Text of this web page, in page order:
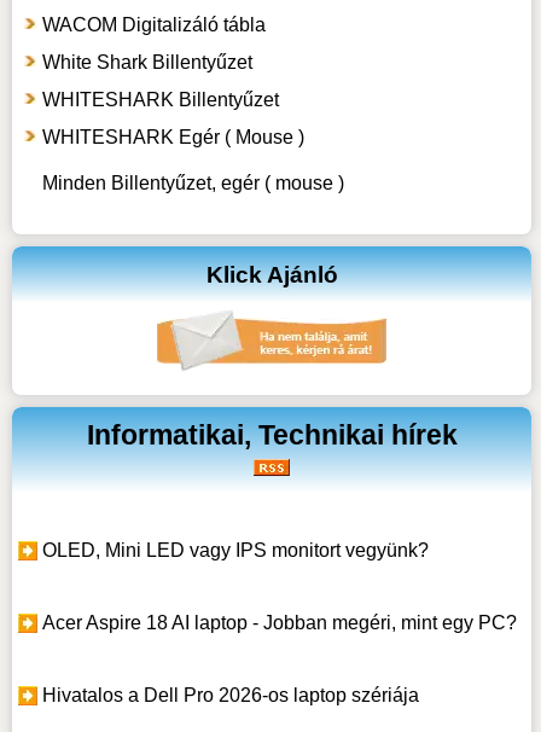
WACOM Digitalizáló tábla
White Shark Billentyűzet
WHITESHARK Billentyűzet
WHITESHARK Egér ( Mouse )
Minden Billentyűzet, egér ( mouse )
Klick Ajánló
Informatikai, Technikai hírek
OLED, Mini LED vagy IPS monitort vegyünk?
Acer Aspire 18 AI laptop - Jobban megéri, mint egy PC?
Hivatalos a Dell Pro 2026-os laptop szériája